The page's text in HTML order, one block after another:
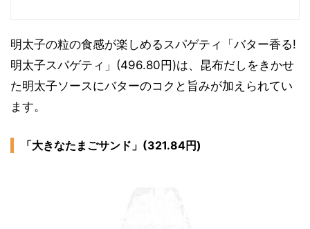
明太子の粒の食感が楽しめるスパゲティ「バター香る!
明太子スパゲティ」(496.80円)は、昆布だしをきかせ
た明太子ソースにバターのコクと旨みが加えられてい
ます。
「大きなたまごサンド」(321.84円)